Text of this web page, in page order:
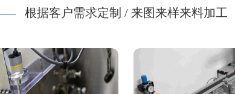
根据客户需求定制 / 来图来样来料加工